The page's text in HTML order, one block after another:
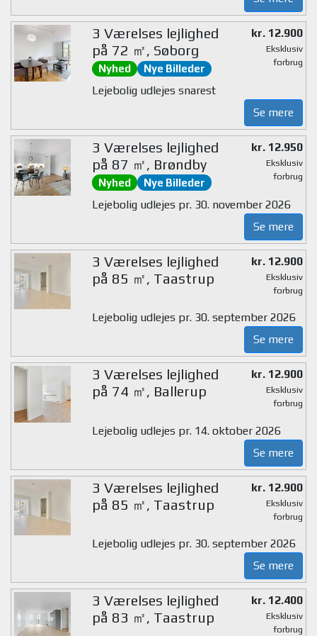
3 Værelses lejlighed
på 72 ㎡, Søborg
Nyhed Nye Billeder
kr. 12.900
Eksklusiv
forbrug
Lejebolig udlejes snarest
Se mere
3 Værelses lejlighed
på 87 ㎡, Brøndby
Nyhed Nye Billeder
kr. 12.950
Eksklusiv
forbrug
Lejebolig udlejes pr. 30. november 2026
Se mere
3 Værelses lejlighed
på 85 ㎡, Taastrup
kr. 12.900
Eksklusiv
forbrug
Lejebolig udlejes pr. 30. september 2026
Se mere
3 Værelses lejlighed
på 74 ㎡, Ballerup
kr. 12.900
Eksklusiv
forbrug
Lejebolig udlejes pr. 14. oktober 2026
Se mere
3 Værelses lejlighed
på 85 ㎡, Taastrup
kr. 12.900
Eksklusiv
forbrug
Lejebolig udlejes pr. 30. september 2026
Se mere
3 Værelses lejlighed
på 83 ㎡, Taastrup
kr. 12.400
Eksklusiv
forbrug